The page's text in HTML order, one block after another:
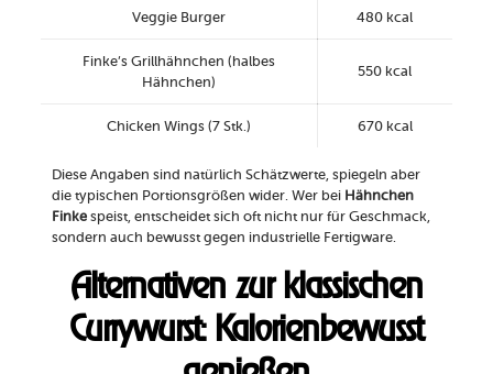
Veggie Burger 480 kcal
Finke’s Grillhähnchen (halbes
Hähnchen)
550 kcal
Chicken Wings (7 Stk.) 670 kcal
Diese Angaben sind natürlich Schätzwerte, spiegeln aber
die typischen Portionsgrößen wider. Wer bei Hähnchen
Finkespeist, entscheidet sich oft nicht nur für Geschmack,
sondern auch bewusst gegen industrielle Fertigware.
Alternativen zur klassischen
Currywurst: Kalorienbewusst